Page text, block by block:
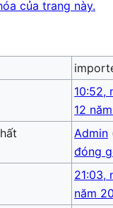
của trang này.
10:52,
12
Admin
đóng
21:03,
năm